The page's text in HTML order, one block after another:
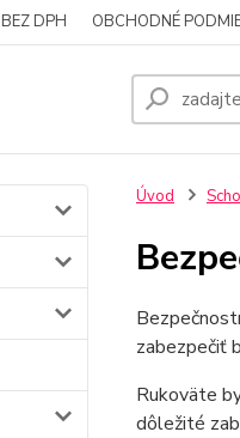
DPH OBCHODNÉ
Úvod
zabezpečiť
Rukoväte
dôležité